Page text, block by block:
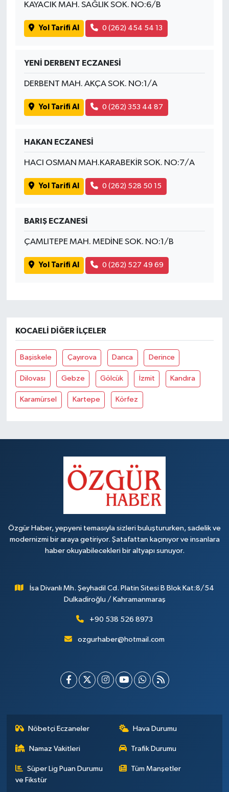
KAYACIK MAH. SAĞLIK SOK. NO:6/B
Yol Tarifi Al 0 (262) 454 54 13
YENİ DERBENT ECZANESİ
DERBENT MAH. AKÇA SOK. NO:1/A
Yol Tarifi Al 0 (262) 353 44 87
HAKAN ECZANESİ
HACI OSMAN MAH.KARABEKİR SOK. NO:7/A
Yol Tarifi Al 0 (262) 528 50 15
BARIŞ ECZANESİ
ÇAMLITEPE MAH. MEDİNE SOK. NO:1/B
Yol Tarifi Al 0 (262) 527 49 69
KOCAELI DIĞER İLÇELER
Başiskele Çayırova Darıca Derince
Dilovası Gebze Gölcük İzmit Kandıra
Karamürsel Kartepe Körfez
Özgür Haber, yepyeni temasıyla sizleri buluştururken, sadelik ve
modernizmi bir araya getiriyor. Şatafattan kaçınıyor ve insanlara
haber okuyabilecekleri bir altyapı sunuyor.
İsa Divanlı Mh. Şeyhadil Cd. Platin Sitesi B Blok Kat:8/54
Dulkadiroğlu / Kahramanmaraş
+90 538 526 8973
ozgurhaber@hotmail.com
Nöbetçi Eczaneler Hava Durumu
Namaz Vakitleri Trafik Durumu
Süper Lig Puan Durumu
ve Fikstür
Tüm Manşetler